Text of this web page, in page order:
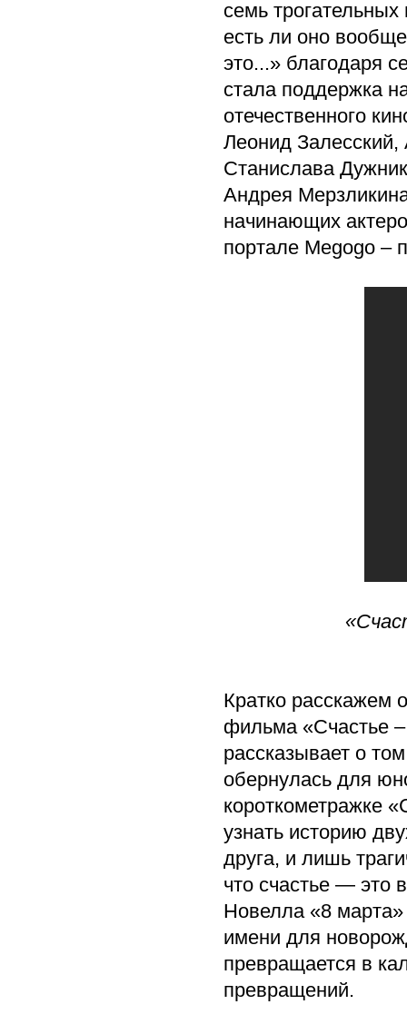
семь трогательных
есть ли оно
это...» благодаря
стала поддержка
отечественного
Леонид Залесский,
Станислава
Андрея
начинающих
портале Megogo –
Кратко расскажем
фильма «Счастье
рассказывает о
обернулась для
короткометражке
узнать историю
друга, и лишь
что счастье — это
Новелла «8
имени для
превращается в
превращений.